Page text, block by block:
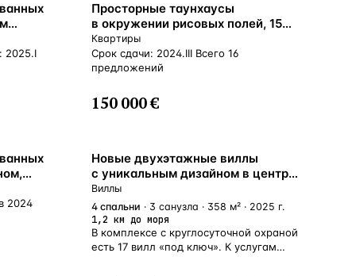
ВСЕ НАПРАВЛЕНИЯ →
2025.I
Просторные таунхаусы
в окружении рисовых полей, 15
минут до пляжа, Чангу, Бали,
Индонезия
Квартиры
Срок сдачи: 2024.III Всего 16
предложений
150 000 €
2024
БЛИЗКО К МОРЮ
Новые двухэтажные виллы
с уникальным дизайном в центре
Чангу, Бадунг, Индонезия
Виллы
4 спальни · 3 санузла · 358 м² · 2025 г.
1,2 км до моря
В комплексе с круглосуточной охраной
есть 17 вилл «под ключ». К услугам